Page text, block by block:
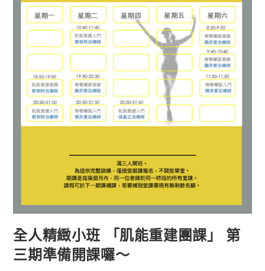
全人精緻小班 「肌能重建團課」 第
三期準備開課囉～